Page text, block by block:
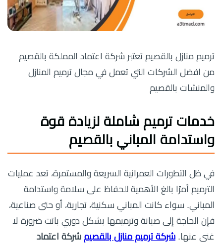
ترميم منازل بالقصيم تعتبر شركة اعتماد المملكة بالقصيم
من افضل الشركات التي تعمل في مجال ترميم المنازل
والمنشات بالقصيم
خدمات ترميم شاملة لزيادة قوة
واستدامة المباني بالقصيم
في ظل التطورات العمرانية السريعة والمستمرة، تعد عمليات
الترميم أمرًا بالغ الأهمية للحفاظ على سلامة واستدامة
المباني. سواء كانت المباني سكنية، تجارية، أو حتى صناعية،
فإن الحاجة إلى صيانة وترميمها بشكل دوري باتت ضرورة لا
غنى عنها. شركة ترميم منازل بالقصيم شركة اعتماد